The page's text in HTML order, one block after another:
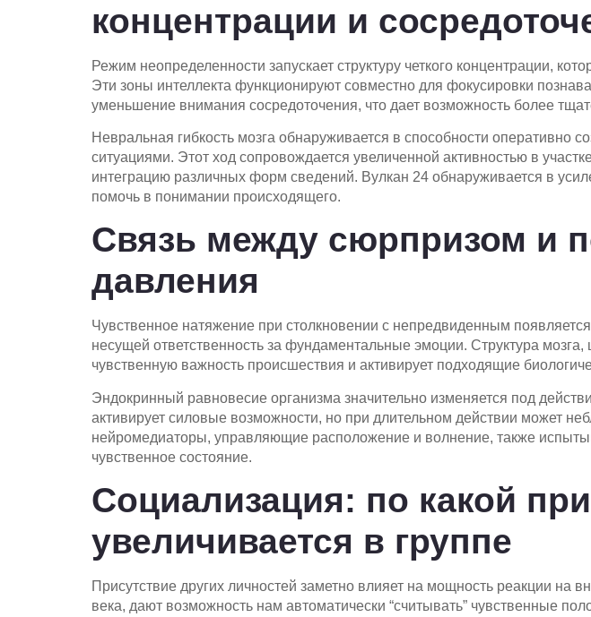
концентрации и
Режим неопределенности запускает структуру четкого концентрации,
Эти зоны интеллекта функционируют совместно для фокусировки
уменьшение внимания сосредоточения, что дает возможность более
Невральная гибкость мозга обнаруживается в способности
ситуациями. Этот ход сопровождается увеличенной активностью в
интеграцию различных форм сведений. Вулкан 24 обнаруживается в
помочь в понимании происходящего.
Связь между сюрпризом и
давления
Чувственное натяжение при столкновении с непредвиденным
несущей ответственность за фундаментальные эмоции. Структура
чувственную важность происшествия и активирует подходящие
Эндокринный равновесие организма значительно изменяется под
активирует силовые возможности, но при длительном действии может
нейромедиаторы, управляющие расположение и волнение, также
чувственное состояние.
Социализация: по какой
увеличивается в группе
Присутствие других личностей заметно влияет на мощность реакции
века, дают возможность нам автоматически “считывать” чувственные